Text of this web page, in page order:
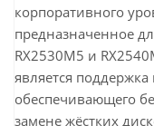
корпоративного
предназначенное
RX2530M5 и
является
обеспечивающего
замене жёстких